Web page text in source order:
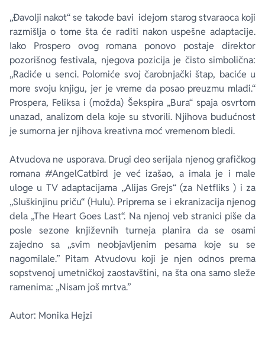
„Đavolji nakot“ se takođe bavi idejom starog stvaraoca koji
razmišlja o tome šta će raditi nakon uspešne adaptacije.
Iako Prospero ovog romana ponovo postaje direktor
pozorišnog festivala, njegova pozicija je čisto simbolična:
„Radiće u senci. Polomiće svoj čarobnjački štap, baciće u
more svoju knjigu, jer je vreme da posao preuzmu mlađi.“
Prospera, Feliksa i (možda) Šekspira „Bura“ spaja osvrtom
unazad, analizom dela koje su stvorili. Njihova budućnost
je sumorna jer njihova kreativna moć vremenom bledi.
Atvudova ne usporava. Drugi deo serijala njenog grafičkog
romana #AngelCatbird je već izašao, a imala je i male
uloge u TV adaptacijama „Alijas Grejs“ (za Netfliks) i za
„Sluškinjinu priču“ (Hulu). Priprema se i ekranizacija njenog
dela „The Heart Goes Last“. Na njenoj veb stranici piše da
posle sezone književnih turneja planira da se osami
zajedno sa „svim neobjavljenim pesama koje su se
nagomilale.” Pitam Atvudovu koji je njen odnos prema
sopstvenoj umetničkoj zaostavštini, na šta ona samo sleže
ramenima: „Nisam još mrtva.”
Autor: Monika Hejzi